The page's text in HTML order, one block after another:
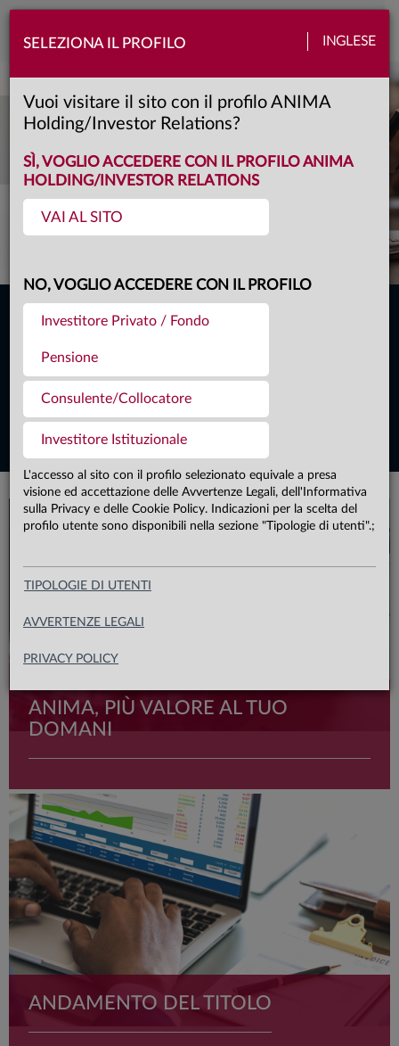
SELEZIONA IL PROFILO INGLESE
Vuoi visitare il sito con il profilo ANIMA
Holding/Investor Relations?
SÌ, VOGLIO ACCEDERE CON IL PROFILO ANIMA
HOLDING/INVESTOR RELATIONS
VAI AL SITO
NO, VOGLIO ACCEDERE CON IL PROFILO
Investitore Privato / Fondo
Pensione
Consulente/Collocatore
Investitore Istituzionale
L'accesso al sito con il profilo selezionato equivale a presa
visione ed accettazione delle Avvertenze Legali, dell'Informativa
sulla Privacy e delle Cookie Policy. Indicazioni per la scelta del
profilo utente sono disponibili nella sezione "Tipologie di utenti".;
TIPOLOGIE DI UTENTI
AVVERTENZE LEGALI
PRIVACY POLICY
Toggle
PRESENTAZIONI
FINANZIARIE
LINK DIRETTI
Comunicati finanziari
Bilanci e relazioni
Assemblea degli azionisti
ANIMA, PIÙ VALORE AL TUO
DOMANI
In un mondo che cambia, un partner su cui poter contare è
fondamentale. Per noi ogni investitore è unico, come le
nostre soluzioni d’investimento.
ANDAMENTO DEL TITOLO